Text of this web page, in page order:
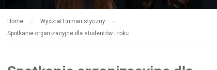
Home
Wydział Humanistyczny
Spotkanie organizacyjne dla studentów I roku